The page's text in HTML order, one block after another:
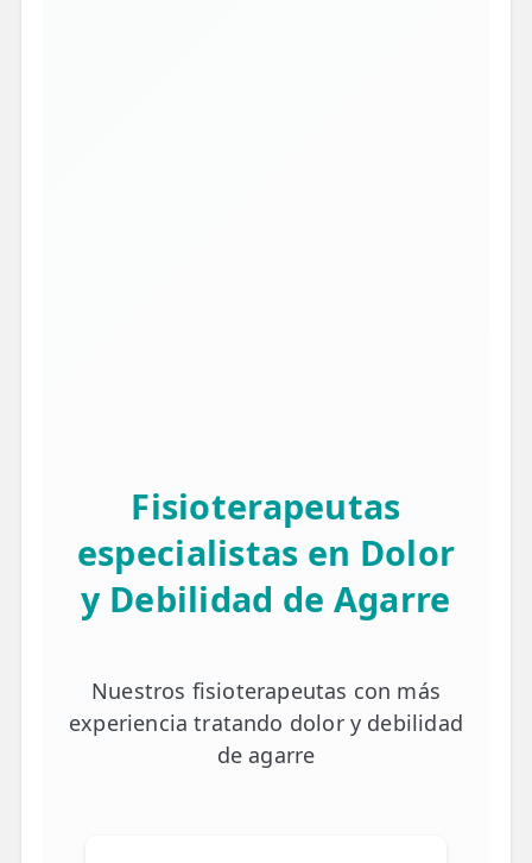
Fisioterapeutas
especialistas en Dolor
y Debilidad de Agarre
Nuestros fisioterapeutas con más
experiencia tratando dolor y debilidad
de agarre